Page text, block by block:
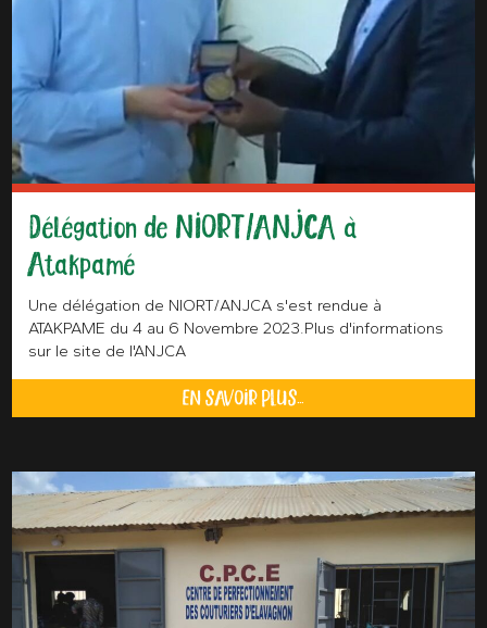
Délégation de NIORT/ANJCA à
Atakpamé
Une délégation de NIORT/ANJCA s'est rendue à
ATAKPAME du 4 au 6 Novembre 2023.Plus d'informations
sur le site de l'ANJCA
EN SAVOIR PLUS...